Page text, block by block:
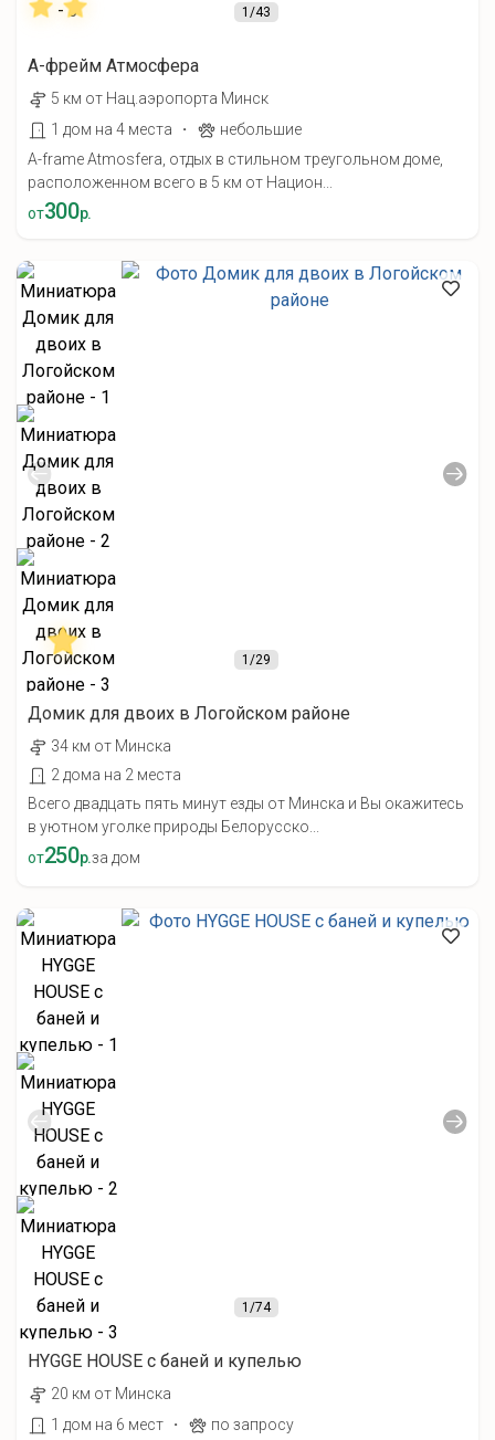
1/43
А-фрейм Атмосфера
5 км от Нац.аэропорта Минск
1 дом на 4 места
·
небольшие
A-frame Atmosfera, отдых в стильном треугольном доме,
расположенном всего в 5 км от Национ...
от300р.
1/29
Домик для двоих в Логойском районе
34 км от Минска
2 дома на 2 места
Всего двадцать пять минут езды от Минска и Вы окажитесь
в уютном уголке природы Белорусско...
от250р.за дом
1/74
HYGGE HOUSE с баней и купелью
20 км от Минска
1 дом на 6 мест
· по запросу